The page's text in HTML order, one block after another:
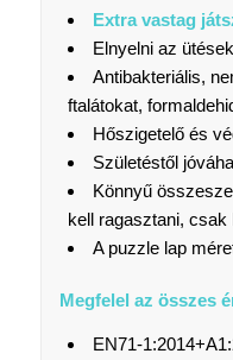
Extra vastag
Elnyelni az
Antibakteriális,
ftalátokat,
Hőszigetelő és
Születéstől
Könnyű
kell ragasztani, csak
A puzzle lap
Megfelel az összes
EN71-